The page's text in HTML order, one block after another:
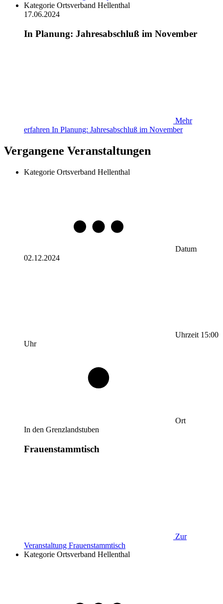
Kategorie Ortsverband Hellenthal
17.06.2024
In Planung: Jahresabschluß im November
Mehr
erfahren In Planung: Jahresabschluß im November
Vergangene Veranstaltungen
Kategorie Ortsverband Hellenthal
Datum
02.12.2024
Uhrzeit 15:00
Uhr
Ort
In den Grenzlandstuben
Frauenstammtisch
Zur
Veranstaltung Frauenstammtisch
Kategorie Ortsverband Hellenthal